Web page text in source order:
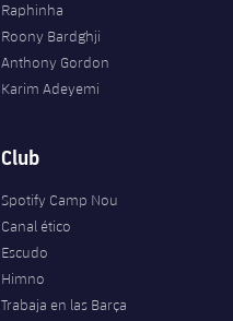
Raphinha
Roony Bardghji
Anthony Gordon
Karim Adeyemi
Club
Spotify Camp Nou
Canal ético
Escudo
Himno
Trabaja en las Barça